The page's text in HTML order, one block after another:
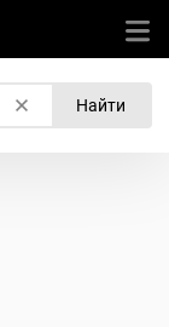
Найти